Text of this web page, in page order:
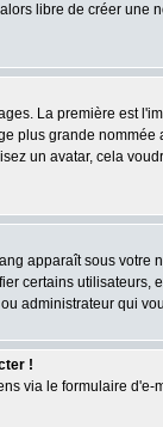
libre de créer
La première
plus grande
un avatar, cela
apparaît sous
certains
administrateur qui
!
via le formulaire